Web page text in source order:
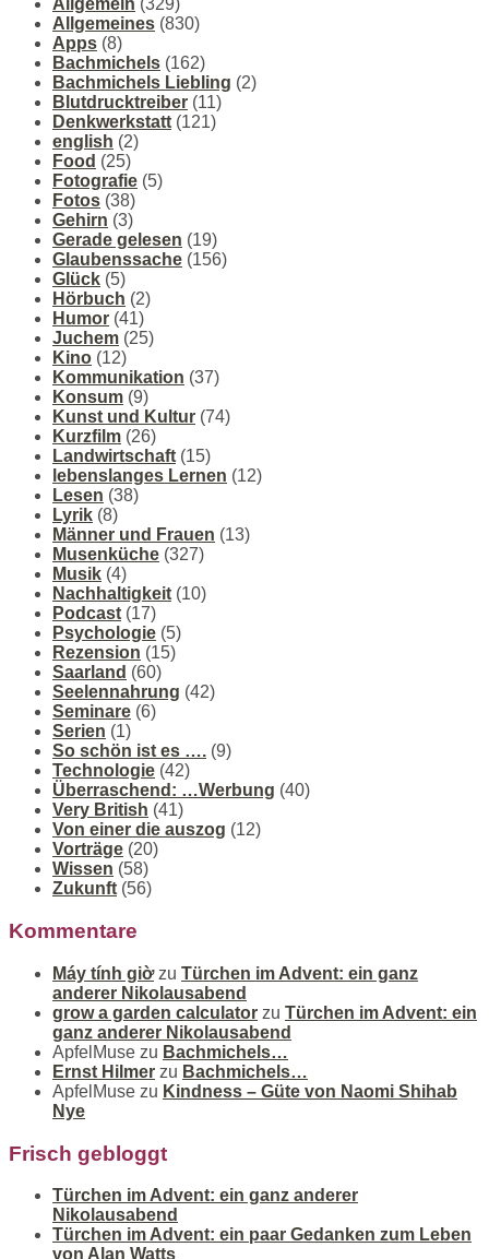
Allgemein (329)
Allgemeines (830)
Apps (8)
Bachmichels (162)
Bachmichels Liebling (2)
Blutdrucktreiber (11)
Denkwerkstatt (121)
english (2)
Food (25)
Fotografie (5)
Fotos (38)
Gehirn (3)
Gerade gelesen (19)
Glaubenssache (156)
Glück (5)
Hörbuch (2)
Humor (41)
Juchem (25)
Kino (12)
Kommunikation (37)
Konsum (9)
Kunst und Kultur (74)
Kurzfilm (26)
Landwirtschaft (15)
lebenslanges Lernen (12)
Lesen (38)
Lyrik (8)
Männer und Frauen (13)
Musenküche (327)
Musik (4)
Nachhaltigkeit (10)
Podcast (17)
Psychologie (5)
Rezension (15)
Saarland (60)
Seelennahrung (42)
Seminare (6)
Serien (1)
So schön ist es …. (9)
Technologie (42)
Überraschend: …Werbung (40)
Very British (41)
Von einer die auszog (12)
Vorträge (20)
Wissen (58)
Zukunft (56)
Kommentare
Máy tính giờzu Türchen im Advent: ein ganz
anderer Nikolausabend
grow a garden calculator zu Türchen im Advent: ein
ganz anderer Nikolausabend
ApfelMuse zu Bachmichels…
Ernst Hilmer zu Bachmichels…
ApfelMuse zu Kindness – Güte von Naomi Shihab
Nye
Frisch gebloggt
Türchen im Advent: ein ganz anderer
Nikolausabend
Türchen im Advent: ein paar Gedanken zum Leben
von Alan Watts